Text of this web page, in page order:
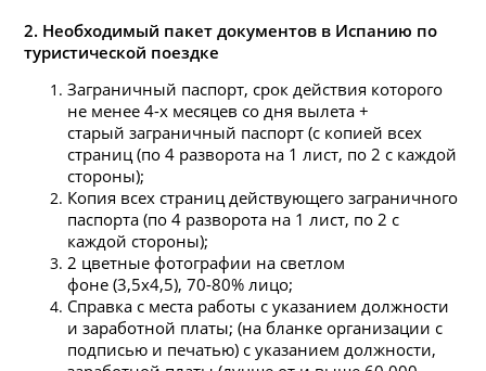
2. Необходимый пакет документов в Испанию по
туристической поездке
Заграничный паспорт, срок действия которого
не менее 4-х месяцев со дня вылета +
старый заграничный паспорт (с копией всех
страниц (по 4 разворота на 1 лист, по 2 с каждой
стороны);
Копия всех страниц действующего заграничного
паспорта (по 4 разворота на 1 лист, по 2 с
каждой стороны);
2 цветные фотографии на светлом
фоне (3,5х4,5), 70-80% лицо;
Справка с места работы с указанием должности
и заработной платы; (на бланке организации с
подписью и печатью) с указанием должности,